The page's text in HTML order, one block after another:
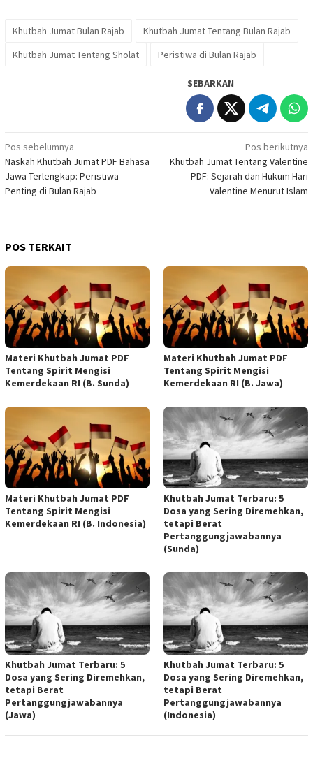
Khutbah Jumat Bulan Rajab
Khutbah Jumat Tentang Bulan Rajab
Khutbah Jumat Tentang Sholat
Peristiwa di Bulan Rajab
SEBARKAN
Navigasi
pos
Pos sebelumnya
Naskah Khutbah Jumat PDF Bahasa
Jawa Terlengkap: Peristiwa
Penting di Bulan Rajab
Pos berikutnya
Khutbah Jumat Tentang Valentine
PDF: Sejarah dan Hukum Hari
Valentine Menurut Islam
POS TERKAIT
Materi Khutbah Jumat PDF
Tentang Spirit Mengisi
Kemerdekaan RI (B. Sunda)
Materi Khutbah Jumat PDF
Tentang Spirit Mengisi
Kemerdekaan RI (B. Jawa)
Materi Khutbah Jumat PDF
Tentang Spirit Mengisi
Kemerdekaan RI (B. Indonesia)
Khutbah Jumat Terbaru: 5
Dosa yang Sering Diremehkan,
tetapi Berat
Pertanggungjawabannya
(Sunda)
Khutbah Jumat Terbaru: 5
Dosa yang Sering Diremehkan,
tetapi Berat
Pertanggungjawabannya
(Jawa)
Khutbah Jumat Terbaru: 5
Dosa yang Sering Diremehkan,
tetapi Berat
Pertanggungjawabannya
(Indonesia)